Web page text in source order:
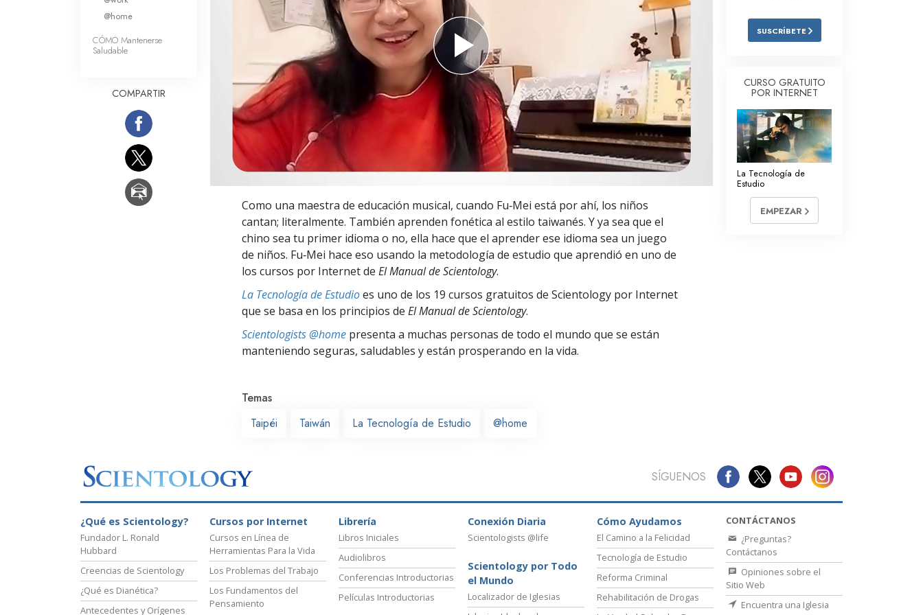
Amor y Odio: ¿Qué es Grandeza?
Respuestas a las Drogas
Los Niños
Herramientas para el Entorno Laboral
La Ética y las
Condiciones
La Causa de la Supresión
Investigaciones
Los Fundamentos de la Organización
Los Fundamentos de las Relaciones
Como una maestra de educación musical, cuando Fu‑Mei está por ahí, los niños
cantan; literalmente. También aprenden fonética al estilo taiwanés. Y ya sea que el
chino sea tu primer idioma o no, ella hace que el aprender ese idioma sea un juego
de niños. Fu‑Mei hace eso usando la metodología de estudio que aprendió en uno de
los cursos por Internet de El Manual de Scientology.
La Tecnología de Estudioes uno de los 19 cursos gratuitos de Scientology por Internet
que se basa en los principios de El Manual de Scientology.
Scientologists @home presenta a muchas personas de todo el mundo que se están
manteniendo seguras, saludables y están prosperando en la vida.
Temas
Taipéi
Taiwán La Tecnología de Estudio @home
@home
CÓMO Mantenerse
Saludable
COMPARTIR
SUSCRÍBETE
CURSO GRATUITO
POR INTERNET
La Tecnología de
Estudio
EMPEZAR
SÍGUENOS
¿Qué es Scientology?
Fundador L. Ronald
Hubbard
Creencias de Scientology
¿Qué es Dianética?
Antecedentes y Orígenes
Cursos por Internet
Cursos en Línea de
Herramientas Para la Vida
Los Problemas del Trabajo
Los Fundamentos del
Pensamiento
Librería
Libros Iniciales
Audiolibros
Conferencias Introductorias
Películas Introductorias
Conexión Diaria
Scientologists @life
Scientology por Todo
el Mundo
Localizador de Iglesias
Cómo Ayudamos
El Camino a la Felicidad
Tecnología de Estudio
Reforma Criminal
Rehabilitación de Drogas
CONTÁCTANOS
¿Preguntas?
Contáctanos
Opiniones sobre el
Sitio Web
Encuentra una Iglesia